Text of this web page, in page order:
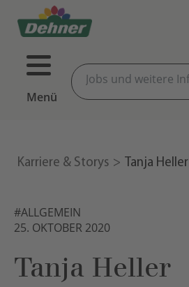
Menü
Karriere & Storys Tanja Heller
#ALLGEMEIN
25. OKTOBER 2020
Tanja Heller